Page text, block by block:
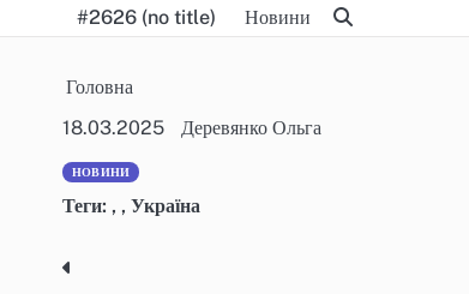
to
#2626 (no title) Новини
Головна
18.03.2025
Деревянко Ольга
НОВИНИ
Теги: , , Україна
Post